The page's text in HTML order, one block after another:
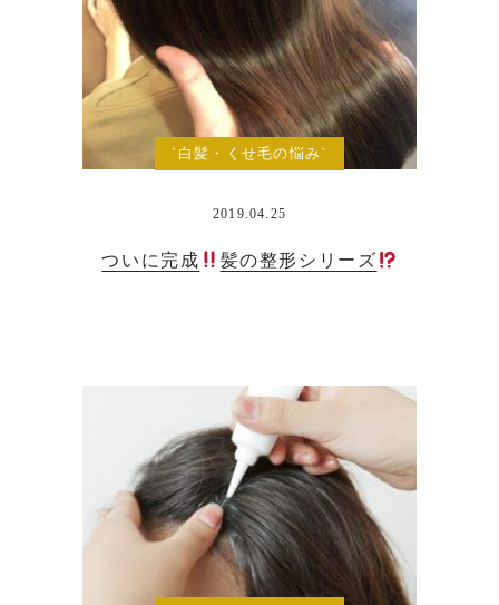
`白髪・くせ毛の悩み`
2019.04.25
ついに完成 髪の整形シリーズ